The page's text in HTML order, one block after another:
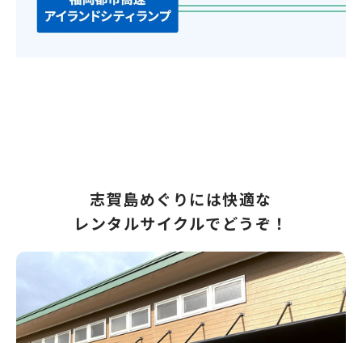
志賀島めぐりには快適な
レンタルサイクルでどうぞ！